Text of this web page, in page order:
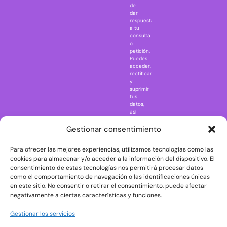
Gestionar consentimiento
Para ofrecer las mejores experiencias, utilizamos tecnologías como las
cookies para almacenar y/o acceder a la información del dispositivo. El
consentimiento de estas tecnologías nos permitirá procesar datos
como el comportamiento de navegación o las identificaciones únicas
en este sitio. No consentir o retirar el consentimiento, puede afectar
negativamente a ciertas características y funciones.
Gestionar los servicios
Rick and
The Big Bang
Theory
The Blues
Brothers
The
de
dar
respuesta
a tu
consulta
o
petición.
Puedes
acceder,
rectificar
y
suprimir
tus
datos,
así
ejercer
consultando
la
información
adicional
y
detallada
sobre